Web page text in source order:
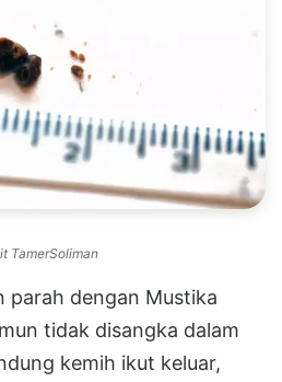
TamerSoliman
parah dengan Mustika
tidak disangka dalam
kemih ikut keluar,